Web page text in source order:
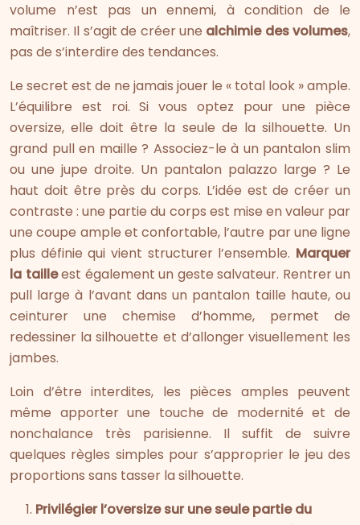
volume n’est pas un ennemi, à condition de le
maîtriser. Il s’agit de créer une alchimie des volumes,
pas de s’interdire des tendances.
Le secret est de ne jamais jouer le « total look » ample.
L’équilibre est roi. Si vous optez pour une pièce
oversize, elle doit être la seule de la silhouette. Un
grand pull en maille ? Associez-le à un pantalon slim
ou une jupe droite. Un pantalon palazzo large ? Le
haut doit être près du corps. L’idée est de créer un
contraste : une partie du corps est mise en valeur par
une coupe ample et confortable, l’autre par une ligne
plus définie qui vient structurer l’ensemble. Marquer
la tailleest également un geste salvateur. Rentrer un
pull large à l’avant dans un pantalon taille haute, ou
ceinturer une chemise d’homme, permet de
redessiner la silhouette et d’allonger visuellement les
jambes.
Loin d’être interdites, les pièces amples peuvent
même apporter une touche de modernité et de
nonchalance très parisienne. Il suffit de suivre
quelques règles simples pour s’approprier le jeu des
proportions sans tasser la silhouette.
Privilégier l’oversize sur une seule partie du